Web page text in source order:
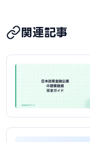
関連記事